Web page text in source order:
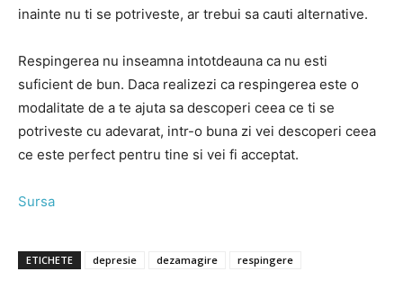
inainte nu ti se potriveste, ar trebui sa cauti alternative.
Respingerea nu inseamna intotdeauna ca nu esti
suficient de bun. Daca realizezi ca respingerea este o
modalitate de a te ajuta sa descoperi ceea ce ti se
potriveste cu adevarat, intr-o buna zi vei descoperi ceea
ce este perfect pentru tine si vei fi acceptat.
Sursa
ETICHETE depresie dezamagire respingere